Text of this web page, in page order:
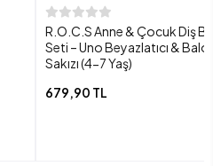
R.O.C.S Anne & Çocuk Diş
Seti – Uno Beyazlatıcı &
Sakızı (4-7 Yaş)
679,90 TL